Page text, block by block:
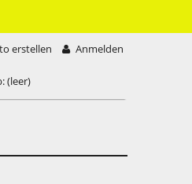
erstellen Anmelden
(leer)